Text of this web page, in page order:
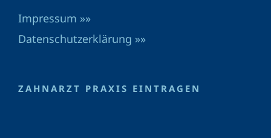
Impressum »»
Datenschutzerklärung »»
ZAHNARZT PRAXIS EINTRAGEN